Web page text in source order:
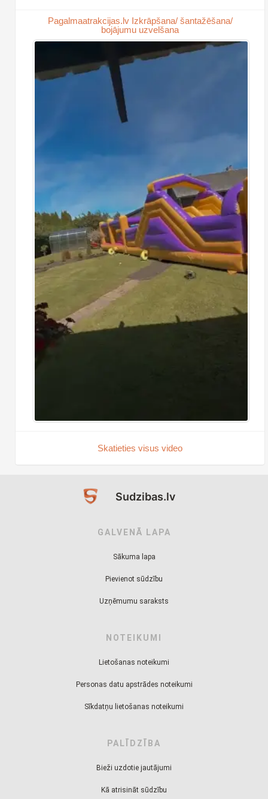
Pagalmaatrakcijas.lv Izkrāpšana/ šantažēšana/
bojājumu uzvelšana
Skatieties visus video
Sudzibas.lv
GALVENĀ LAPA
Sākuma lapa
Pievienot sūdzību
Uzņēmumu saraksts
NOTEIKUMI
Lietošanas noteikumi
Personas datu apstrādes noteikumi
Sīkdatņu lietošanas noteikumi
PALĪDZĪBA
Bieži uzdotie jautājumi
Kā atrisināt sūdzību